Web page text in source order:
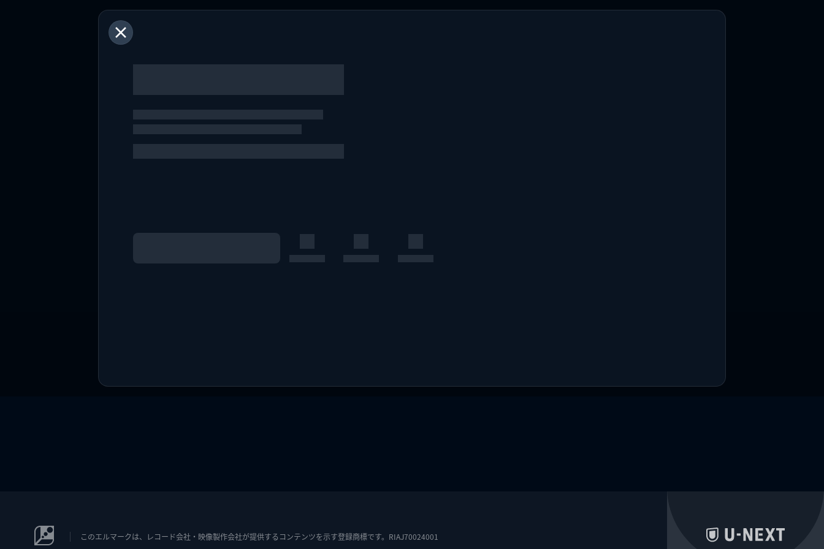
このエルマークは、レコード会社・映像製作会社が提供するコンテンツを示す登録商標です。RIAJ70024001